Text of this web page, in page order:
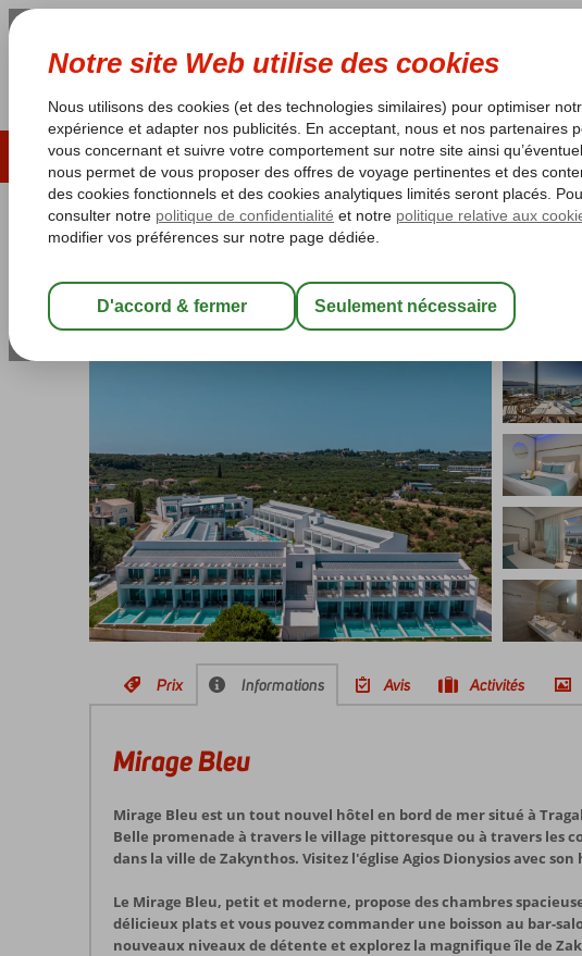
ÉTÉ 2026 LAST MINUTES SOLEIL D'HIVER
Les garanties de vacances Garantie du prix le plus bas*
Mirage Bleu
Prix Informations Avis Activités
Mirage Bleu
Mirage Bleu est un tout nouvel hôtel en bord de mer situé à
Belle promenade à travers le village pittoresque ou à travers les
dans la ville de Zakynthos. Visitez l'église Agios Dionysios avec
Le Mirage Bleu, petit et moderne, propose des chambres
délicieux plats et vous pouvez commander une boisson au bar-
nouveaux niveaux de détente et explorez la magnifique île de